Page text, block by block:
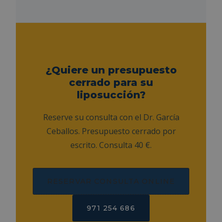
¿Quiere un presupuesto
cerrado para su
liposucción?
Reserve su consulta con el Dr. García
Ceballos. Presupuesto cerrado por
escrito. Consulta 40 €.
RESERVAR CONSULTA ONLINE
971 254 686